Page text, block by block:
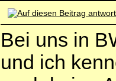
Bei uns in
und ich